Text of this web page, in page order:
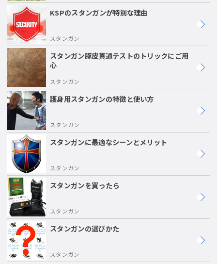
KSPのスタンガンが特別な理由
スタンガン
スタンガン豚皮貫通テストのトリックにご用
心
スタンガン
護身用スタンガンの特徴と使い方
スタンガン
スタンガンに最適なシーンとメリット
スタンガン
スタンガンを買ったら
スタンガン
スタンガンの選びかた
スタンガン